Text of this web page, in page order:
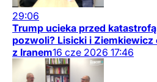
29:06
Trump ucieka przed
pozwoli? Lisicki i Ziemkiewicz
z Iranem16 cze 2026 17:46